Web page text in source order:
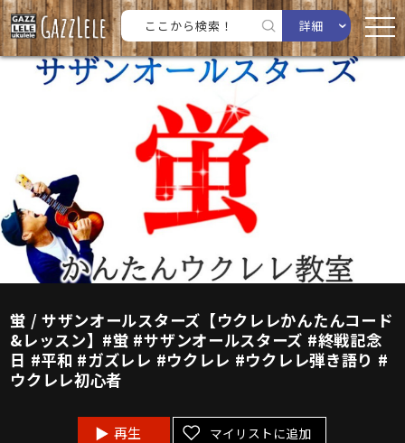
詳細
蛍 / サザンオールスターズ【ウクレレかんたんコード
&レッスン】#蛍 #サザンオールスターズ #終戦記念
日 #平和 #ガズレレ #ウクレレ #ウクレレ弾き語り #
ウクレレ初心者
再生 マイリストに追加